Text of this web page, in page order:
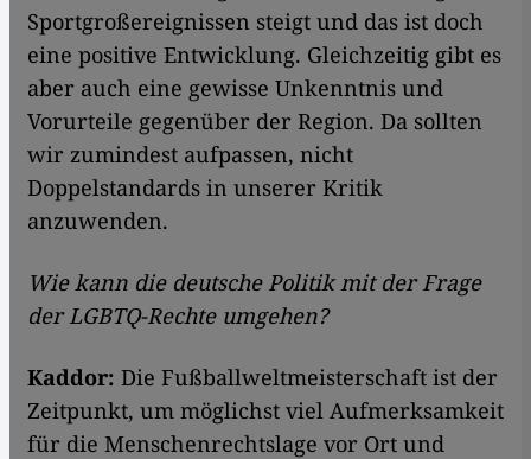
Sportgroßereignissen steigt und das ist doch
eine positive Entwicklung. Gleichzeitig gibt es
aber auch eine gewisse Unkenntnis und
Vorurteile gegenüber der Region. Da sollten
wir zumindest aufpassen, nicht
Doppelstandards in unserer Kritik
anzuwenden.
Wie kann die deutsche Politik mit der Frage
der LGBTQ-Rechte umgehen?
Kaddor: Die Fußballweltmeisterschaft ist der
Zeitpunkt, um möglichst viel Aufmerksamkeit
für die Menschenrechtslage vor Ort und